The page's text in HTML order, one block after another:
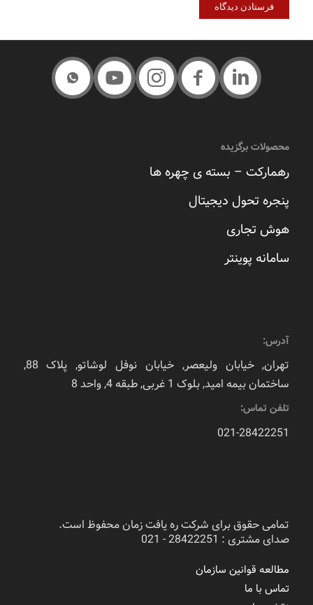
محصولات برگزیده
رهمارکت – بسته ی چهره ها
پنجره تحول دیجیتال
هوش تجاری
سامانه پوینتر
آدرس:
تهران, خیابان ولیعصر, خیابان نوفل لوشاتو, پلاک 88,
ساختمان بیمه امید, بلوک 1 غربی, طبقه 4, واحد 8
تلفن تماس:
021-28422251
تمامی حقوق برای شرکت ره یافت زمان محفوظ است.
صدای مشتری : 28422251 - 021
مطالعه قوانین سازمان
تماس با ما